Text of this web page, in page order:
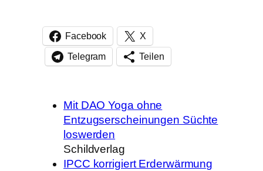
Facebook X
Telegram Teilen
Mit DAO Yoga ohne
Entzugserscheinungen Süchte
loswerden
Schildverlag
IPCC korrigiert Erderwärmung